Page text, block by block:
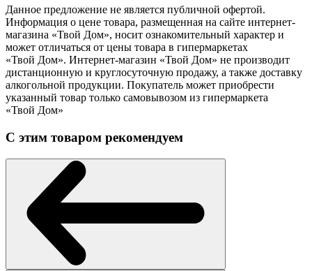
Данное предложение не является публичной офертой.
Информация о цене товара, размещенная на сайте интернет-
магазина «Твой Дом», носит ознакомительный характер и
может отличаться от цены товара в гипермаркетах
«Твой Дом». Интернет-магазин «Твой Дом» не производит
дистанционную и круглосуточную продажу, а также доставку
алкогольной продукции. Покупатель может приобрести
указанный товар только самовывозом из гипермаркета
«Твой Дом»
С этим товаром рекомендуем